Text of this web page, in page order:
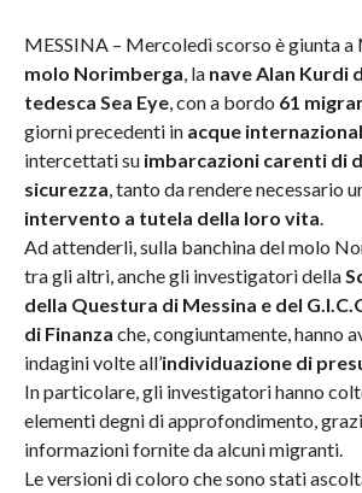
MESSINA – Mercoledì scorso è giunta a
molo Norimberga, la nave Alan Kurdi
tedesca Sea Eye, con a bordo 61
giorni precedenti in acque
intercettati su imbarcazioni carenti di
sicurezza, tanto da rendere necessario
intervento a tutela della loro vita.
Ad attenderli, sulla banchina del molo
tra gli altri, anche gli investigatori della
della Questura di Messina e del
di Finanza che, congiuntamente, hanno
indagini volte all’individuazione di
In particolare, gli investigatori hanno
elementi degni di approfondimento,
informazioni fornite da alcuni migranti.
Le versioni di coloro che sono stati